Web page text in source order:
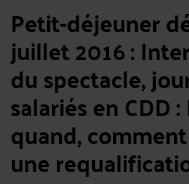
Petit-déjeuner
juillet 2016 :
du spectacle,
salariés en CDD
quand,
une